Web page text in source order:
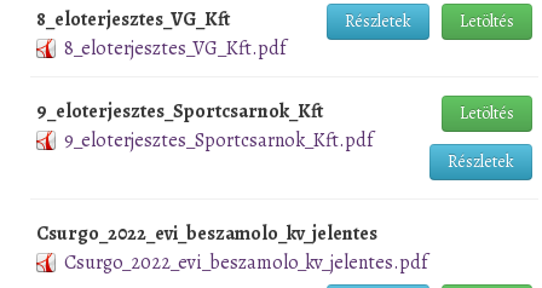
8_eloterjesztes_VG_Kft
8_eloterjesztes_VG_Kft.pdf
Letöltés
Részletek
9_eloterjesztes_Sportcsarnok_Kft
9_eloterjesztes_Sportcsarnok_Kft.pdf
Letöltés
Részletek
Csurgo_2022_evi_beszamolo_kv_jelentes
Csurgo_2022_evi_beszamolo_kv_jelentes.pdf